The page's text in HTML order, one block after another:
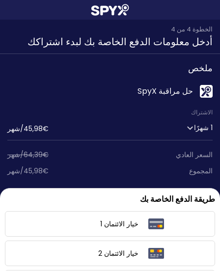
الخطوة 4 من 4
أدخل معلومات الدفع الخاصة بك لبدء اشتراكك
ملخص
حل مراقبة SpyX
الاشتراك
1 شهرًا 45,98€/شهر
السعر العادي
64,39€/شهر
المجموع
45,98€/شهر
طريقة الدفع الخاصة بك
خيار الائتمان 1
خيار الائتمان 2